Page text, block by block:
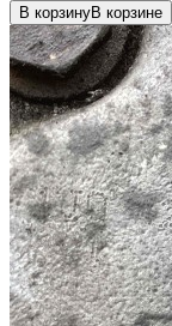
В корзинуВ корзине